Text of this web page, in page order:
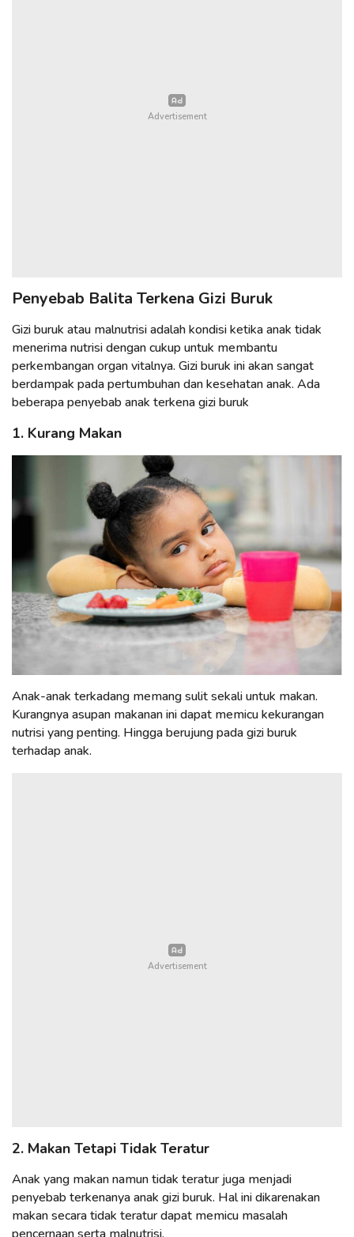
Penyebab Balita Terkena Gizi Buruk
Gizi buruk atau malnutrisi adalah kondisi ketika anak tidak
menerima nutrisi dengan cukup untuk membantu
perkembangan organ vitalnya. Gizi buruk ini akan sangat
berdampak pada pertumbuhan dan kesehatan anak. Ada
beberapa penyebab anak terkena gizi buruk
1. Kurang Makan
Anak-anak terkadang memang sulit sekali untuk makan.
Kurangnya asupan makanan ini dapat memicu kekurangan
nutrisi yang penting. Hingga berujung pada gizi buruk
terhadap anak.
2. Makan Tetapi Tidak Teratur
Anak yang makan namun tidak teratur juga menjadi
penyebab terkenanya anak gizi buruk. Hal ini dikarenakan
makan secara tidak teratur dapat memicu masalah